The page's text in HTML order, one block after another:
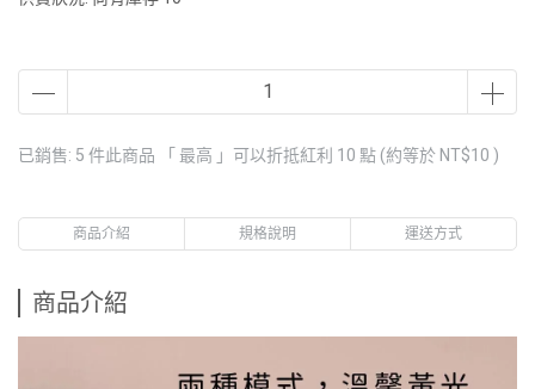
已銷售: 5 件此商品 「 最高 」可以折抵紅利 10 點 (約等於NT$10)
商品介紹 規格說明 運送方式
商品介紹